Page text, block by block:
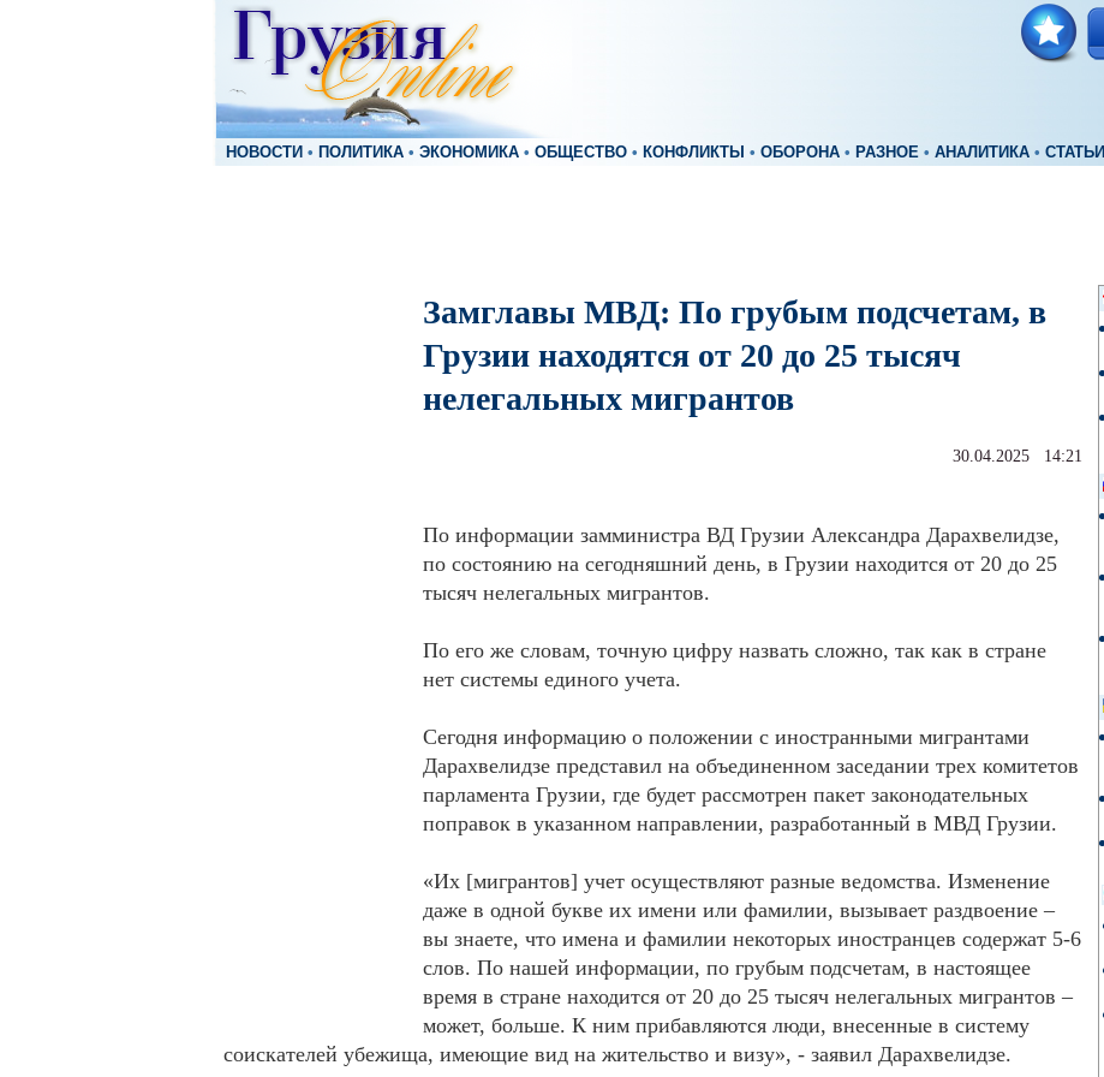
НОВОСТИ • ПОЛИТИКА • ЭКОНОМИКА • ОБЩЕСТВО • КОНФЛИКТЫ • ОБОРОНА • РАЗНОЕ • АНАЛИТИКА • СТАТЬИ
Замглавы МВД: По грубым подсчетам, в
Грузии находятся от 20 до 25 тысяч
нелегальных мигрантов
30.04.2025 14:21
По информации замминистра ВД Грузии Александра Дарахвелидзе,
по состоянию на сегодняшний день, в Грузии находится от 20 до 25
тысяч нелегальных мигрантов.
По его же словам, точную цифру назвать сложно, так как в стране
нет системы единого учета.
Сегодня информацию о положении с иностранными мигрантами
Дарахвелидзе представил на объединенном заседании трех комитетов
парламента Грузии, где будет рассмотрен пакет законодательных
поправок в указанном направлении, разработанный в МВД Грузии.
«Их [мигрантов] учет осуществляют разные ведомства. Изменение
даже в одной букве их имени или фамилии, вызывает раздвоение –
вы знаете, что имена и фамилии некоторых иностранцев содержат 5-6
слов. По нашей информации, по грубым подсчетам, в настоящее
время в стране находится от 20 до 25 тысяч нелегальных мигрантов –
может, больше. К ним прибавляются люди, внесенные в систему
соискателей убежища, имеющие вид на жительство и визу», - заявил Дарахвелидзе.